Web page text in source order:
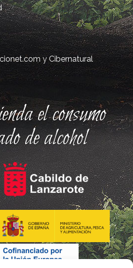
yCibernatural
el consumo
de alcohol